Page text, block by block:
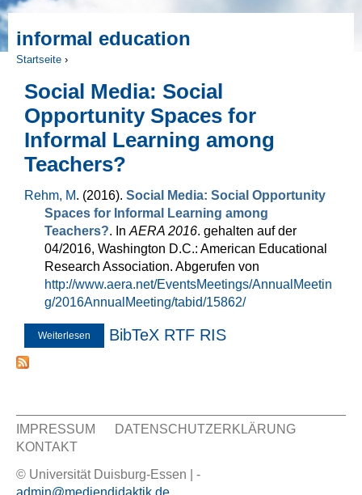
informal education
Sie sind hier
Startseite ›
Social Media: Social
Opportunity Spaces for
Informal Learning among
Teachers?
Rehm, M. (2016). Social Media: Social Opportunity
Spaces for Informal Learning among
Teachers?. In AERA 2016. gehalten auf der
04/2016, Washington D.C.: American Educational
Research Association. Abgerufen von
http://www.aera.net/EventsMeetings/AnnualMeetin
g/2016AnnualMeeting/tabid/15862/
Weiterlesen über Social Media: Social Opportunity Spaces for Informal
BibTeX RTF RIS
Sekundär Menü
IMPRESSUM
DATENSCHUTZERKLÄRUNG
KONTAKT
© Universität Duisburg-Essen | -
admin@mediendidaktik.de